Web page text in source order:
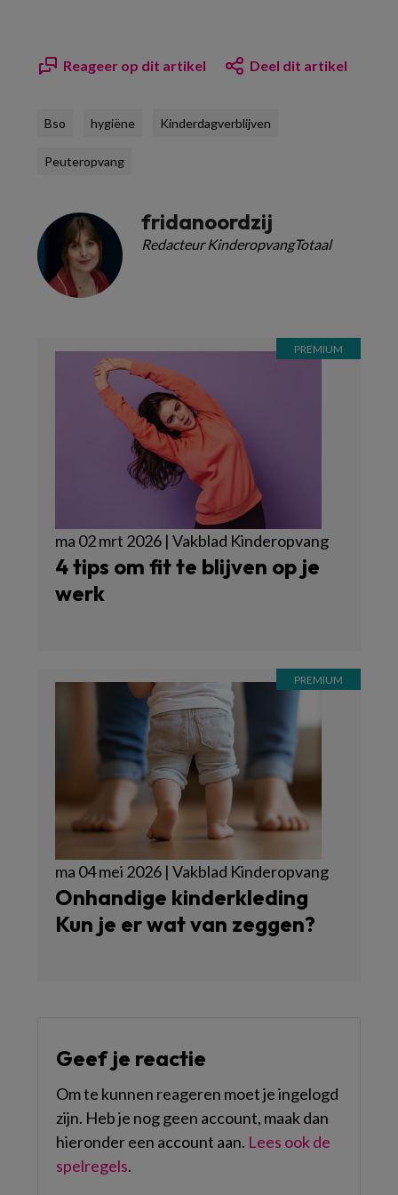
Reageer op dit artikel Deel dit artikel
Bso hygiëne Kinderdagverblijven
Peuteropvang
fridanoordzij
Redacteur KinderopvangTotaal
ma 02 mrt 2026 | Vakblad Kinderopvang
4 tips om fit te blijven op je
werk
ma 04 mei 2026 | Vakblad Kinderopvang
Onhandige kinderkleding
Kun je er wat van zeggen?
Geef je reactie
Om te kunnen reageren moet je ingelogd
zijn. Heb je nog geen account, maak dan
hieronder een account aan. Lees ook de
spelregels.